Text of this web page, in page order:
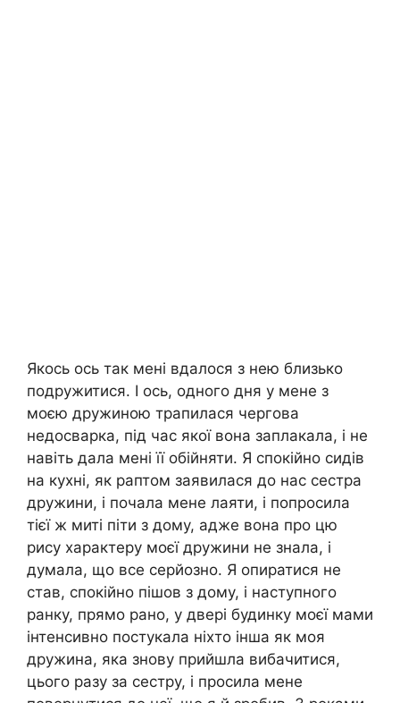
Якось ось так мені вдалося з нею близько
подружитися. І ось, одного дня у мене з
моєю дружиною трапилася чергова
недосварка, під час якої вона заплакала, і не
навіть дала мені її обійняти. Я спокійно сидів
на кухні, як раптом заявилася до нас сестра
дружини, і почала мене лаяти, і попросила
тієї ж миті піти з дому, адже вона про цю
рису характеру моєї дружини не знала, і
думала, що все серйозно. Я опиратися не
став, спокійно пішов з дому, і наступного
ранку, прямо рано, у двері будинку моєї мами
інтенсивно постукала ніхто інша як моя
дружина, яка знову прийшла вибачитися,
цього разу за сестру, і просила мене